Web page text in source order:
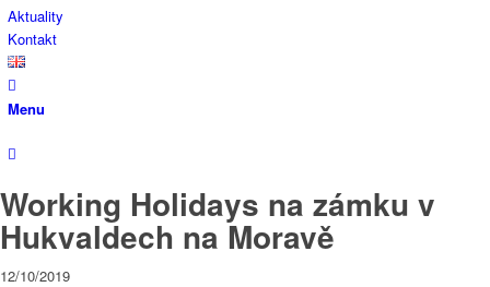
Aktuality
Kontakt
Menu
Working Holidays na zámku v
Hukvaldech na Moravě
12/10/2019